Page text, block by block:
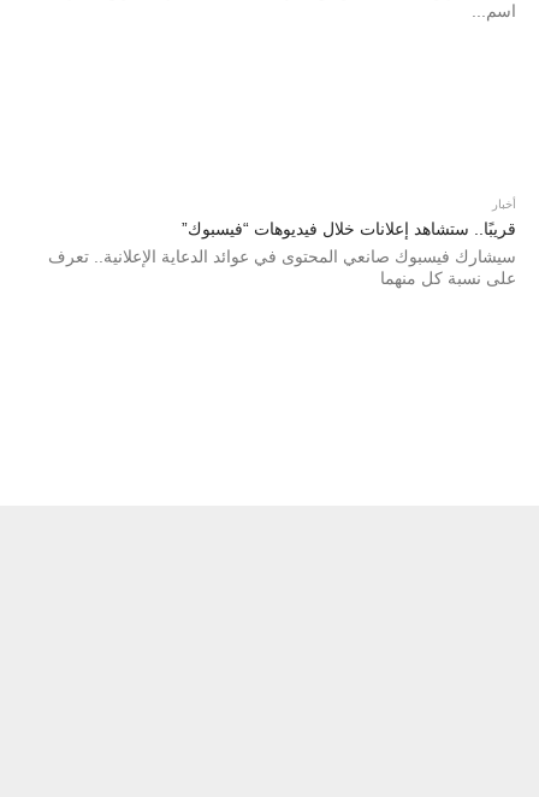
اسم...
أخبار
قريبًا.. ستشاهد إعلانات خلال فيديوهات “فيسبوك”
سيشارك فيسبوك صانعي المحتوى في عوائد الدعاية الإعلانية.. تعرف
على نسبة كل منهما